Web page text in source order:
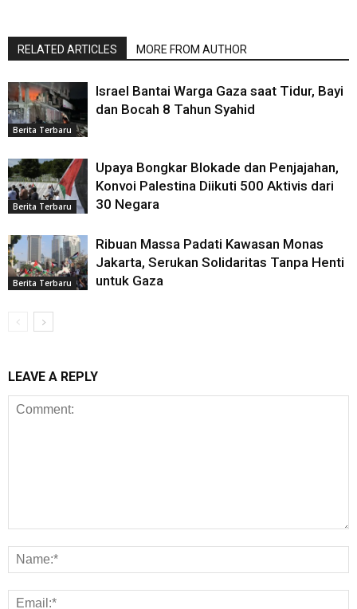
RELATED ARTICLES MORE FROM AUTHOR
Berita Terbaru
Israel Bantai Warga Gaza saat Tidur, Bayi
dan Bocah 8 Tahun Syahid
Berita Terbaru
Upaya Bongkar Blokade dan Penjajahan,
Konvoi Palestina Diikuti 500 Aktivis dari
30 Negara
Berita Terbaru
Ribuan Massa Padati Kawasan Monas
Jakarta, Serukan Solidaritas Tanpa Henti
untuk Gaza
LEAVE A REPLY